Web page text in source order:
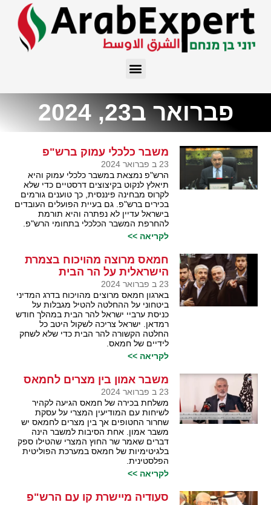
פברואר ב23, 2024
משבר כלכלי עמוק ברש"פ
23 ב פברואר 2024
הרש"פ נמצאת במשבר כלכלי עמוק והיא
תיאלץ לנקוט בקיצוצים דרסטיים כדי שלא
לקרוס מבחינה פיננסית, כך טוענים גורמים
בכירים ברש"פ. גם בעיית הפועלים העובדים
בישראל עדיין לא נפתרה והיא תורמת
להחרפת המשבר הכלכלי בתחומי הרש"פ.
לקריאה >>
חמאס מרוצה מהויכוח בצמרת
הישראלית על הר הבית
23 ב פברואר 2024
בארגון חמאס מרוצים מהויכוח בדרג המדיני
ביטחוני על ההחלטה להטיל מגבלות על
כניסת ערביי ישראל להר הבית במהלך חודש
רמדאן. ישראל צריכה לשקול היטב כל
החלטה הקשורה להר הבית כדי שלא לשחק
לידיים של חמאס.
לקריאה >>
משבר אמון בין מצרים לחמאס
23 ב פברואר 2024
משלחת בכירה של חמאס הגיעה לקהיר
לשיחות עם המודיעין המצרי על עסקת
שחרור החטופים אך בין מצרים לחמאס יש
משבר אמון. אחת הסיבות למשבר הינה
דברים שאמר שר החוץ המצרי שהטילו ספק
בלגיטימיות של חמאס במערכת הפוליטית
הפלסטינית.
לקריאה >>
סעודיה מיישרת קו עם הרש"פ